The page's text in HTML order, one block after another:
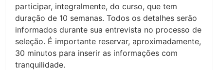
participar, integralmente, do curso, que tem
duração de 10 semanas. Todos os detalhes serão
informados durante sua entrevista no processo de
seleção. É importante reservar, aproximadamente,
30 minutos para inserir as informações com
tranquilidade.